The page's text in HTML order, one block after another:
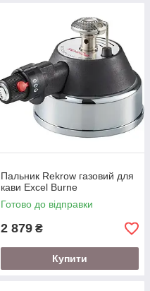
Пальник Rekrow газовий для
кави Excel Burne
Готово до відправки
2 879 ₴
Купити